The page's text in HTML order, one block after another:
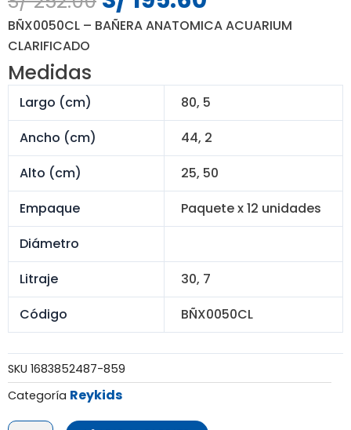
precio
S/ 252.00.
precio
S/ 195.60.
BÑX0050CL – BAÑERA ANATOMICA ACUARIUM
CLARIFICADO
Medidas
Largo (cm)
80, 5
Ancho (cm)
44, 2
Alto (cm)
25, 50
Empaque
Paquete x 12 unidades
Diámetro
Litraje
30, 7
Código
BÑX0050CL
SKU 1683852487-859
Categoría Reykids